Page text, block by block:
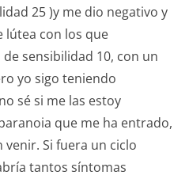
25 )y me dio negativo y
lútea con los que
sensibilidad 10, con un
yo sigo teniendo
sé si me las estoy
que me ha entrado,
venir. Si fuera un ciclo
tantos síntomas